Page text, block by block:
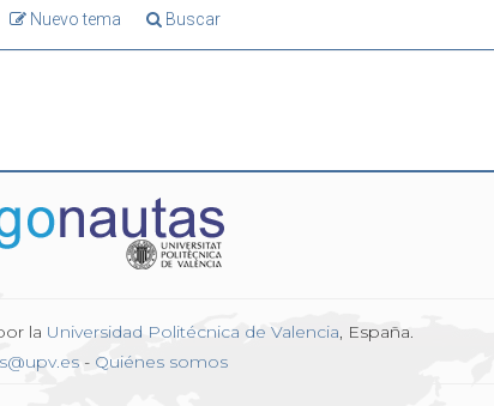
Nuevo tema Buscar
la Universidad Politécnica de Valencia, España.
- Quiénes somos